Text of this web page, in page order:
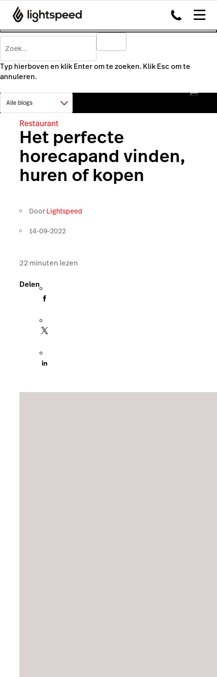
Typ hierboven en klik Enter om te zoeken. Klik Esc om te
annuleren.
Restaurant
Het perfecte
horecapand vinden,
huren of kopen
Door Lightspeed
14-09-2022
22 minuten lezen
Delen